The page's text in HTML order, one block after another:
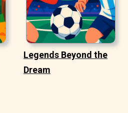
Legends Beyond the
Dream